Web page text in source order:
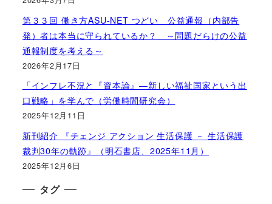
第３３回 働き方ASU-NET つどい 公益通報（内部告
発）者は本当に守られているか？ ～問題だらけの公益
通報制度を考える～
2026年2月17日
「インフレ不況と『資本論』―新しい福祉国家という出
口戦略」を学んで（労働時間研究会）
2025年12月11日
新刊紹介 『チェンジ アクション 生活保護 － 生活保護
裁判30年の軌跡』（明石書店、2025年11月）
2025年12月6日
タグ